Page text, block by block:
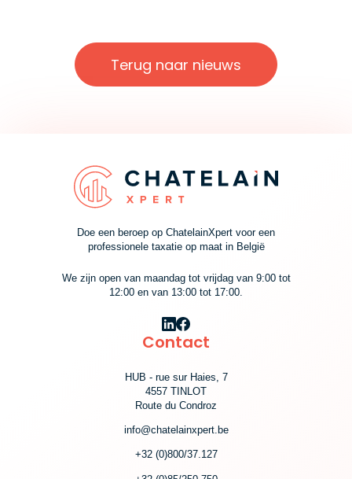
Terug naar nieuws
Doe een beroep op ChatelainXpert voor een
professionele taxatie op maat in België
We zijn open van maandag tot vrijdag van 9:00 tot
12:00 en van 13:00 tot 17:00.
Contact
HUB - rue sur Haies, 7
4557 TINLOT
Route du Condroz
info@chatelainxpert.be
+32 (0)800/37.127